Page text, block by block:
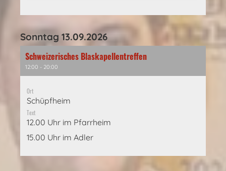
Sonntag 13.09.2026
Schweizerisches Blaskapellentreffen
12:00 - 20:00
Ort
Schüpfheim
Text
12.00 Uhr im Pfarrheim
15.00 Uhr im Adler